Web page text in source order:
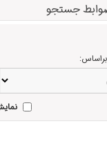
جستجو